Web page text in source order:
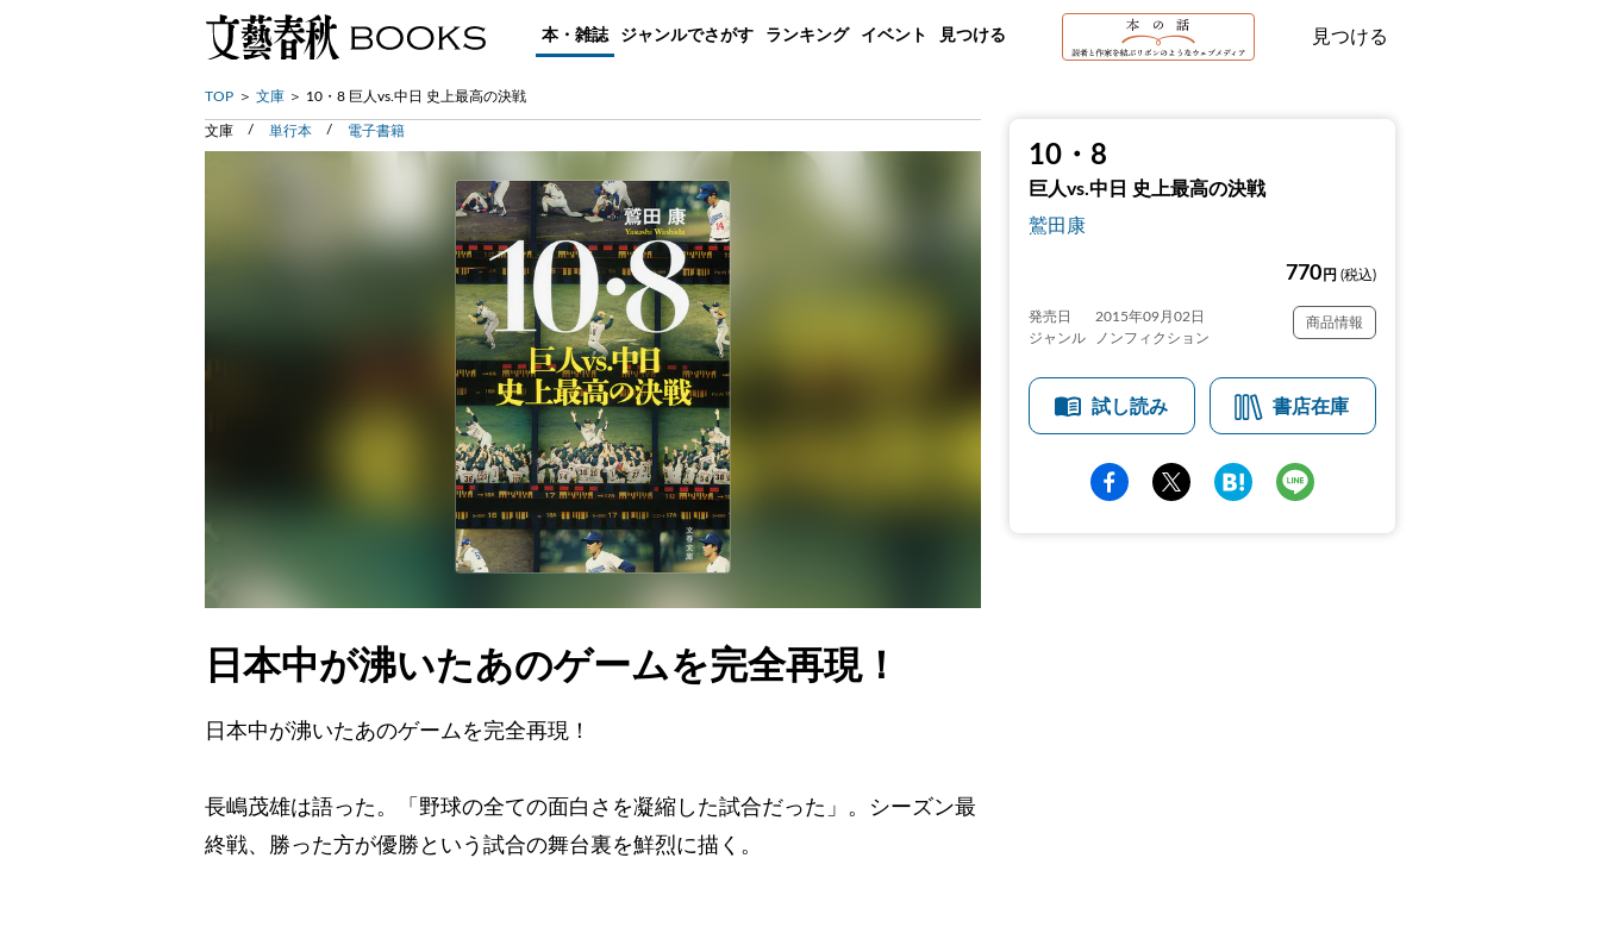
本・雑誌 ジャンルでさがす ランキング イベント 見つける 見つける
TOP 文庫 10・8 巨人vs.中日 史上最高の決戦
10・8
巨人vs.中日 史上最高の決戦
鷲田康
770 円 (税込)
発売日
2015年09月02日
ジャンル
ノンフィクション
商品情報
試し読み 書店在庫
文庫 単行本 電子書籍
日本中が沸いたあのゲームを完全再現！
日本中が沸いたあのゲームを完全再現！
長嶋茂雄は語った。「野球の全ての面白さを凝縮した試合だった」。シーズン最
終戦、勝った方が優勝という試合の舞台裏を鮮烈に描く。